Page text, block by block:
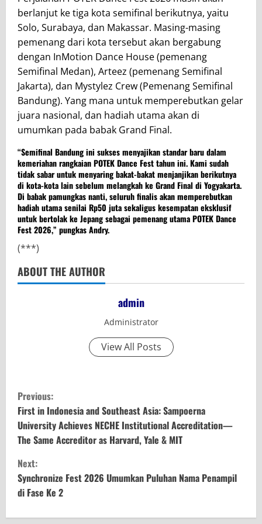
berlanjut ke tiga kota semifinal berikutnya, yaitu
Solo, Surabaya, dan Makassar. Masing-masing
pemenang dari kota tersebut akan bergabung
dengan InMotion Dance House (pemenang
Semifinal Medan), Arteez (pemenang Semifinal
Jakarta), dan Mystylez Crew (Pemenang Semifinal
Bandung). Yang mana untuk memperebutkan gelar
juara nasional, dan hadiah utama akan di
umumkan pada babak Grand Final.
“Semifinal Bandung ini sukses menyajikan standar baru dalam
kemeriahan rangkaian POTEK Dance Fest tahun ini. Kami sudah
tidak sabar untuk menyaring bakat-bakat menjanjikan berikutnya
di kota-kota lain sebelum melangkah ke Grand Final di Yogyakarta.
Di babak pamungkas nanti, seluruh finalis akan memperebutkan
hadiah utama senilai Rp50 juta sekaligus kesempatan eksklusif
untuk bertolak ke Jepang sebagai pemenang utama POTEK Dance
Fest 2026,” pungkas Andry.
(***)
ABOUT THE AUTHOR
admin
Administrator
View All Posts
C
o
n
t
i
n
Previous:
First in Indonesia and Southeast Asia: Sampoerna
University Achieves NECHE Institutional Accreditation—
The Same Accreditor as Harvard, Yale & MIT
Next:
Synchronize Fest 2026 Umumkan Puluhan Nama Penampil
di Fase Ke 2